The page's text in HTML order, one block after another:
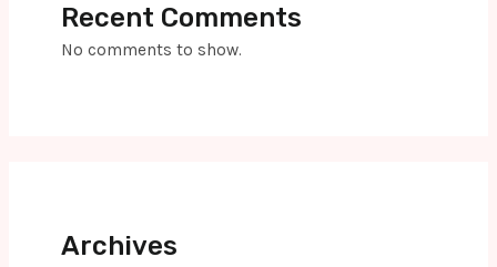
Recent Comments
No comments to show.
Archives